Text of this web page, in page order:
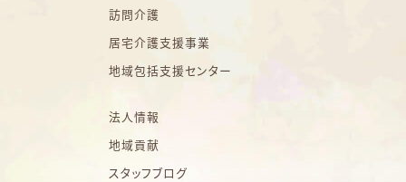
訪問介護
居宅介護支援事業
地域包括支援センター
法人情報
地域貢献
スタッフブログ